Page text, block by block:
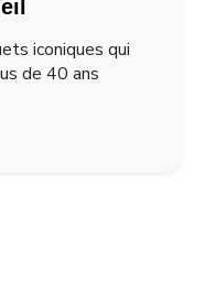
iconiques qui
de 40 ans